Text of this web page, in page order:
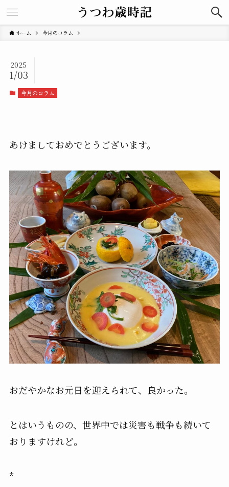
ホーム 今月のコラム
2025
1/03
今月のコラム
あけましておめでとうございます。
おだやかなお元日を迎えられて、良かった。
とはいうものの、世界中では災害も戦争も続いて
おりますけれど。
*